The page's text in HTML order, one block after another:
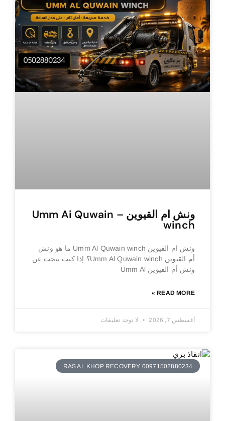
ونش ام القيوين – Umm Ai Quwain
winch
ونش ام القيوين Umm Al Quwain winch ما هو ونش
أم القيوين Umm Al Quwain winch؟ إذا كنت تبحث عن
ونش أم القيوين Umm Al
READ MORE »
أغسطس 7, 2026 لا توجد تعليقات
RAS AL KHOP RECOVERY 00971502880234